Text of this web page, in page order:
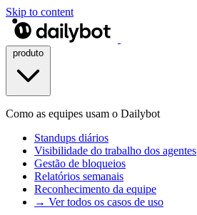
Skip to content
Como as equipes usam o Dailybot
Standups diários
Visibilidade do trabalho dos agentes
Gestão de bloqueios
Relatórios semanais
Reconhecimento da equipe
→ Ver todos os casos de uso